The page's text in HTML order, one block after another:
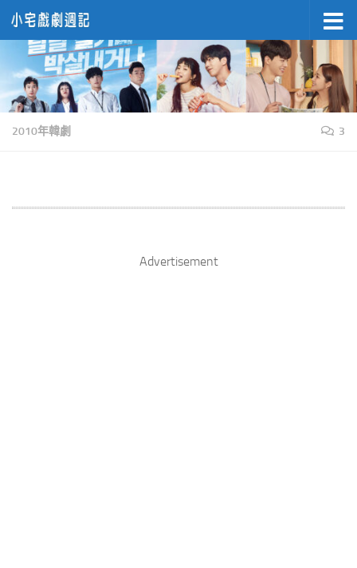
Skip to content
2010年韓劇 3
Advertisement